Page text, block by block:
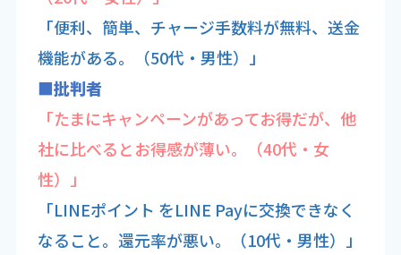
「便利、簡単、チャージ手数料が無料、送金
機能がある。（50代・男性）」
■批判者
「たまにキャンペーンがあってお得だが、他
社に比べるとお得感が薄い。（40代・女
性）」
「LINEポイント をLINE Payに交換できなく
なること。還元率が悪い。（10代・男性）」